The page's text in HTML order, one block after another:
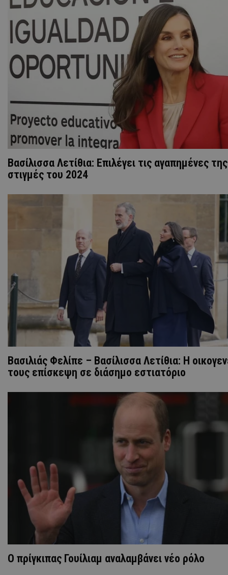
Βασίλισσα Λετίθια: Επιλέγει τις αγαπημένες της
στιγμές του 2024
Βασιλιάς Φελίπε – Βασίλισσα Λετίθια: Η
τους επίσκεψη σε διάσημο εστιατόριο
Ο πρίγκιπας Γουίλιαμ αναλαμβάνει νέο ρόλο